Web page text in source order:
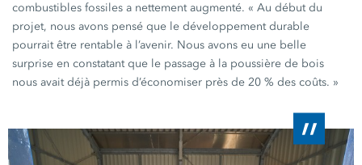
combustibles fossiles a nettement augmenté. « Au début du
projet, nous avons pensé que le développement durable
pourrait être rentable à l’avenir. Nous avons eu une belle
surprise en constatant que le passage à la poussière de bois
nous avait déjà permis d’économiser près de20 % descoûts. »